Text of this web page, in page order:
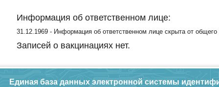
Информация об ответственном лице:
31.12.1969 - Информация об ответственном лице скрыта от общего
Записей о вакцинациях нет.
Единая база данных электронной системы